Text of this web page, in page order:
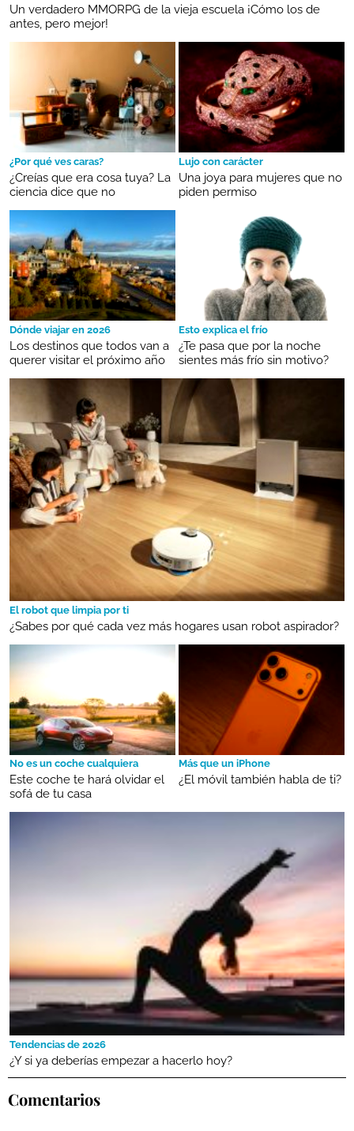
Un verdadero MMORPG de la vieja escuela ¡Cómo los de
antes, pero mejor!
¿Por qué ves caras?
¿Creías que era cosa tuya? La
ciencia dice que no
Lujo con carácter
Una joya para mujeres que no
piden permiso
Dónde viajar en 2026
Los destinos que todos van a
querer visitar el próximo año
Esto explica el frío
¿Te pasa que por la noche
sientes más frío sin motivo?
El robot que limpia por ti
¿Sabes por qué cada vez más hogares usan robot aspirador?
No es un coche cualquiera
Este coche te hará olvidar el
sofá de tu casa
Más que un iPhone
¿El móvil también habla de ti?
Tendencias de 2026
¿Y si ya deberías empezar a hacerlo hoy?
Comentarios